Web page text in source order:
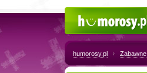
humorosy.pl Zabawne